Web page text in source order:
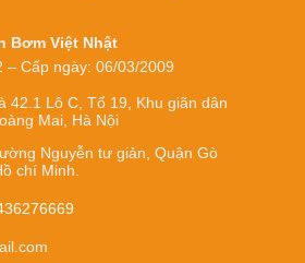
Bơm Việt Nhật
– Cấp ngày: 06/03/2009
42.1 Lô C, Tổ 19, Khu giãn dân
Mai, Hà Nội
Nguyễn tư giản, Quận Gò
chí Minh.